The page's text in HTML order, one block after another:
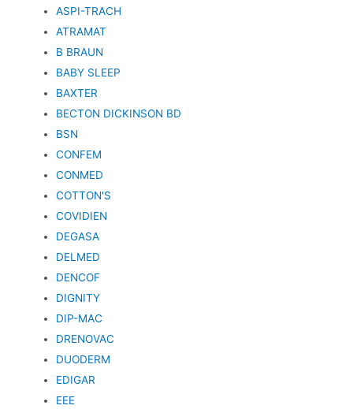
ASPI-TRACH
ATRAMAT
B BRAUN
BABY SLEEP
BAXTER
BECTON DICKINSON BD
BSN
CONFEM
CONMED
COTTON'S
COVIDIEN
DEGASA
DELMED
DENCOF
DIGNITY
DIP-MAC
DRENOVAC
DUODERM
EDIGAR
EEE